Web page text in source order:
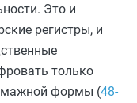
Это и
регистры, и
только
формы (48-